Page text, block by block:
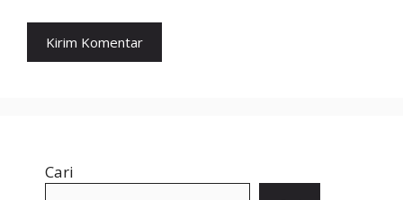
Cari